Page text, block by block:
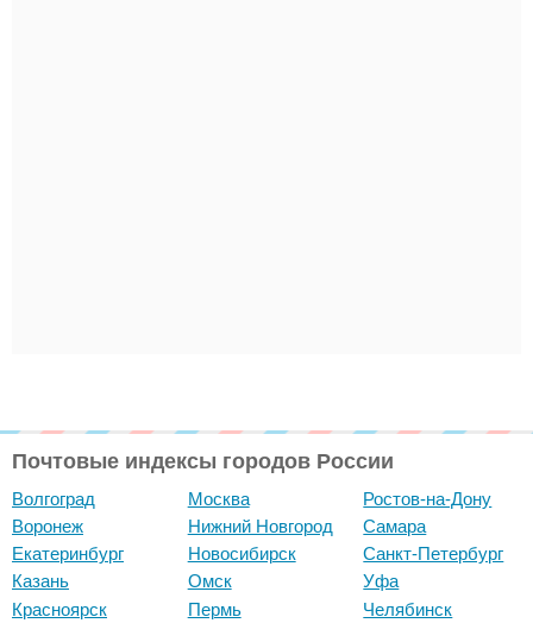
Почтовые индексы городов России
Волгоград
Воронеж
Екатеринбург
Казань
Красноярск
Москва
Нижний Новгород
Новосибирск
Омск
Пермь
Ростов-на-Дону
Самара
Санкт-Петербург
Уфа
Челябинск